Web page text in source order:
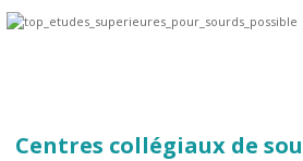
Centres collégiaux de